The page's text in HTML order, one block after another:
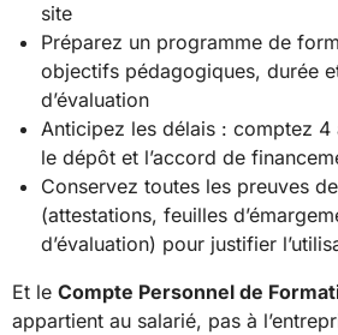
site
Préparez un programme de
objectifs pédagogiques, durée
d’évaluation
Anticipez les délais : comptez 4
le dépôt et l’accord de
Conservez toutes les preuves
(attestations, feuilles
d’évaluation) pour justifier
Et le Compte Personnel de
appartient au salarié, pas à